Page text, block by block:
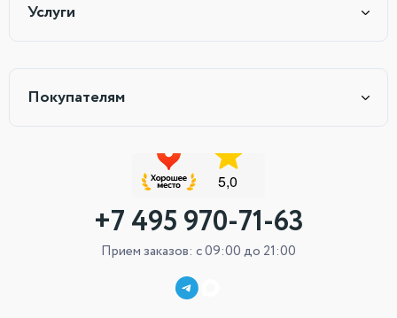
Услуги
Покупателям
+7 495 970-71-63
Прием заказов: с 09:00 до 21:00